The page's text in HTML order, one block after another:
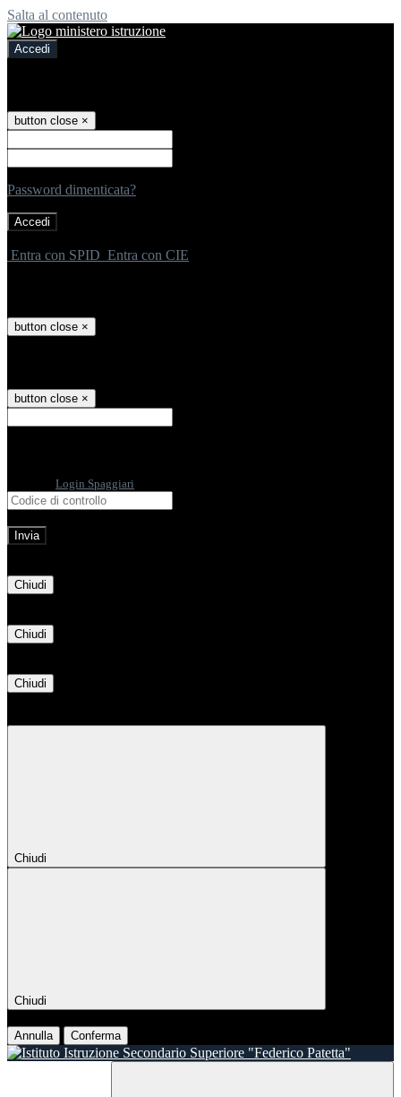
Salta al contenuto
Accedi
button close ×
Password dimenticata?
Entra con SPID Entra con CIE
button close ×
button close ×
Login Spaggiari
Chiudi
Chiudi
Chiudi
Chiudi
Chiudi
Annulla Conferma